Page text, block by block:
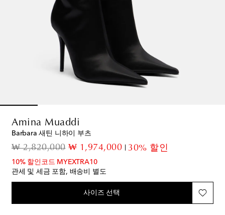
Amina Muaddi
Barbara 새틴 니하이 부츠
₩ 2,820,000original price
₩ 1,974,000discount price
30% 할인
10% 할인코드 MYEXTRA10
관세 및 세금 포함, 배송비 별도
사이즈 선택